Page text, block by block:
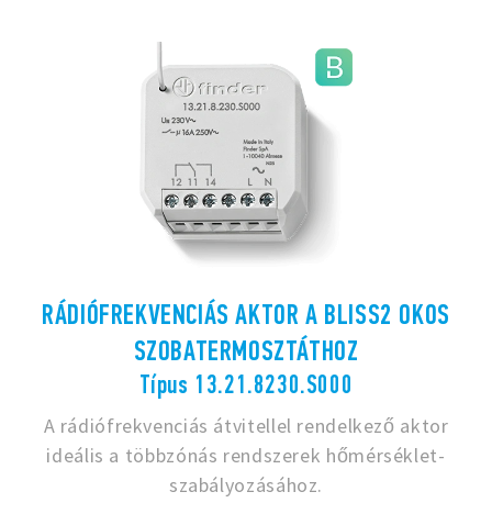
RÁDIÓFREKVENCIÁS AKTOR A BLISS2 OKOS
SZOBATERMOSZTÁTHOZ
Típus 13.21.8230.S000
A rádiófrekvenciás átvitellel rendelkező aktor
ideális a többzónás rendszerek hőmérséklet-
szabályozásához.